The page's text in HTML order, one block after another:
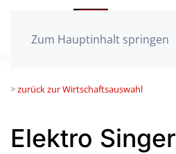
Zum Hauptinhalt springen
>zurück zur Wirtschaftsauswahl
Elektro Singer